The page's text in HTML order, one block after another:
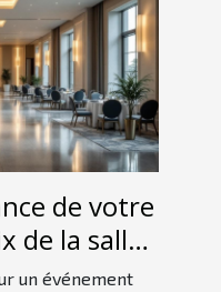
de votre
de la salle
un événement